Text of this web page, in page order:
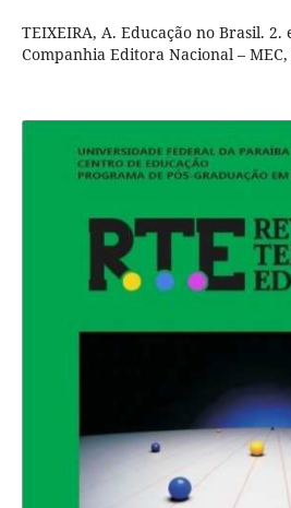
TEIXEIRA, A. Educação no Brasil. 2.
Companhia Editora Nacional – MEC,